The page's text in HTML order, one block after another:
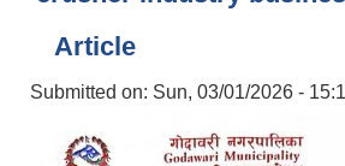
Article
Submitted on: Sun, 03/01/2026 -